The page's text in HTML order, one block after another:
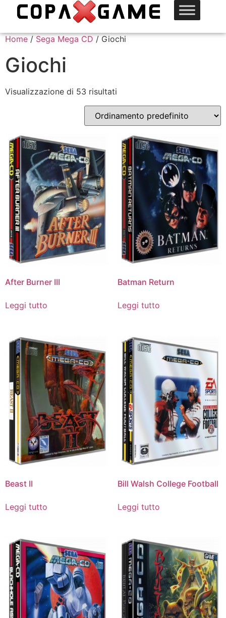
Home / Sega Mega CD / Giochi
Giochi
Visualizzazione di 53 risultati
After Burner III
Leggi tutto
Batman Return
Leggi tutto
Beast II
Leggi tutto
Bill Walsh College Football
Leggi tutto